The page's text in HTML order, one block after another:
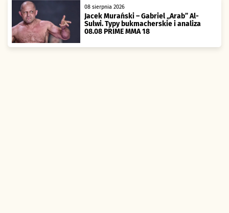
08 sierpnia 2026
Jacek Murański – Gabriel „Arab” Al-
Sulwi. Typy bukmacherskie i analiza
08.08 PRIME MMA 18